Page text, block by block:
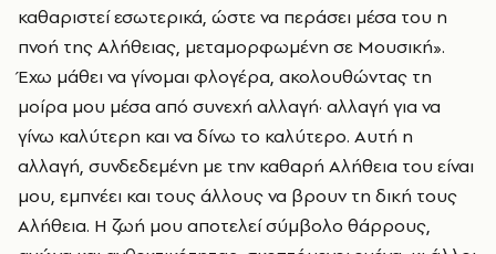
καθαριστεί εσωτερικά, ώστε να περάσει μέσα του η
πνοή της Αλήθειας, μεταμορφωμένη σε Μουσική».
Έχω μάθει να γίνομαι φλογέρα, ακολουθώντας τη
μοίρα μου μέσα από συνεχή αλλαγή· αλλαγή για να
γίνω καλύτερη και να δίνω το καλύτερο. Αυτή η
αλλαγή, συνδεδεμένη με την καθαρή Αλήθεια του είναι
μου, εμπνέει και τους άλλους να βρουν τη δική τους
Αλήθεια. Η ζωή μου αποτελεί σύμβολο θάρρους,